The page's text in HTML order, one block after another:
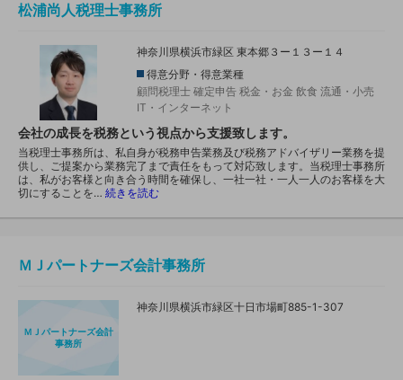
松浦尚人税理士事務所
神奈川県横浜市緑区 東本郷３ー１３ー１４
得意分野・得意業種
顧問税理士 確定申告 税金・お金 飲食 流通・小売
IT・インターネット
会社の成長を税務という視点から支援致します。
当税理士事務所は、私自身が税務申告業務及び税務アドバイザリー業務を提
供し、ご提案から業務完了まで責任をもって対応致します。当税理士事務所
は、私がお客様と向き合う時間を確保し、一社一社・一人一人のお客様を大
切にすることを… 続きを読む
ＭＪパートナーズ会計事務所
ＭＪパートナーズ会計
事務所
神奈川県横浜市緑区十日市場町885-1-307